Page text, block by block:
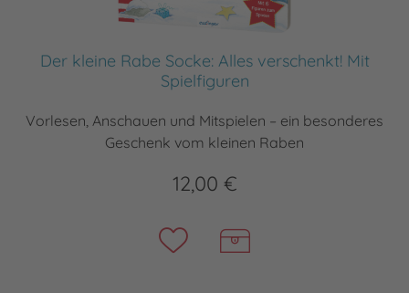
Der kleine Rabe Socke: Alles verschenkt! Mit
Spielfiguren
Vorlesen, Anschauen und Mitspielen – ein besonderes
Geschenk vom kleinen Raben
12,00 €